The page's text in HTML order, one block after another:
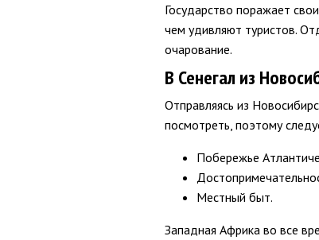
Государство поражает
чем удивляют туристов.
очарование.
В Сенегал из
Отправляясь из
посмотреть, поэтому
Побережье
Местный быт.
Западная Африка во все